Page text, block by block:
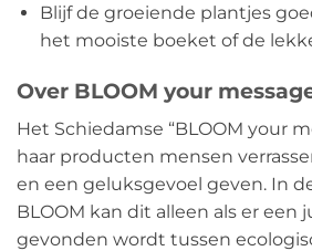
Blijf de groeiende plantjes
het mooiste boeket of de
Over BLOOM your
Het Schiedamse “BLOOM your
haar producten mensen
en een geluksgevoel geven. In
BLOOM kan dit alleen als er een
gevonden wordt tussen